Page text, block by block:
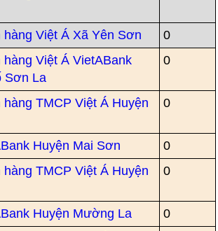
hàng Việt Á Xã Yên Sơn
0
hàng Việt Á VietABank
Sơn La
0
hàng TMCP Việt Á Huyện
0
Huyện Mai Sơn
0
hàng TMCP Việt Á Huyện
0
Huyện Mường La
0